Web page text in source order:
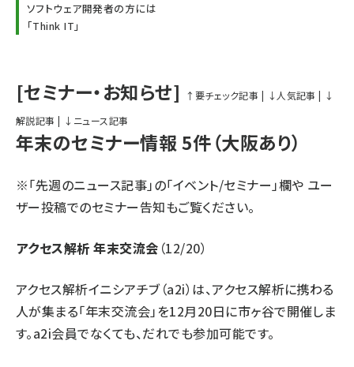
ソフトウェア開発者の方には
「Think IT 」
[セミナー・お知らせ] ↑要チェック記事 | ↓人気記事 | ↓
解説記事 | ↓ニュース記事
年末のセミナー情報 5件（大阪あり）
※「先週のニュース記事」の「イベント/セミナー」欄や ユー
ザー投稿でのセミナー告知もご覧ください。
アクセス解析 年末交流会 （12/20）
アクセス解析イニシアチブ（a2i）は、アクセス解析に携わる
人が集まる「年末交流会」を12月20日に市ヶ谷で開催しま
す。a2i会員でなくても、だれでも参加可能です。